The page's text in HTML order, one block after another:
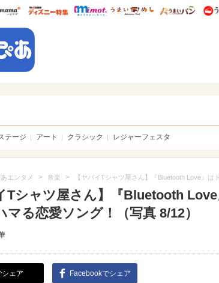
ぴあ総研ハピママ* ウレぴあ総研 ディズニー特集
mimot. うまいめし う
テージ アート クラシック レジャーフェスタ
エンタメ > 音楽 > 【ヤバイTシャツ屋さん】『Bluetooth Love』は
Tシャツ屋さん】『Bluetooth
マる恋愛ソング！（写真 8/12）
シェア Facebookでシェア